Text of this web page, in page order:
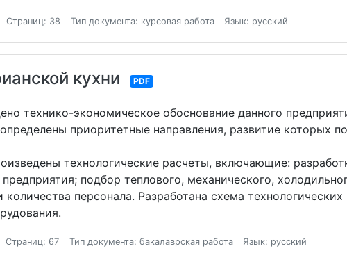
Страниц: 38 Тип документа: курсовая работа Язык: русский
кухни PDF
технико-экономическое обоснование данного
приоритетные направления, развитие которых
технологические расчеты, включающие:
подбор теплового, механического,
персонала. Разработана схема
Страниц: 67 Тип документа: бакалаврская работа Язык: русский